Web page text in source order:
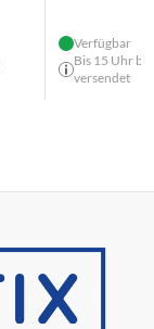
Verfügbar
Bis 15 Uhr
versendet